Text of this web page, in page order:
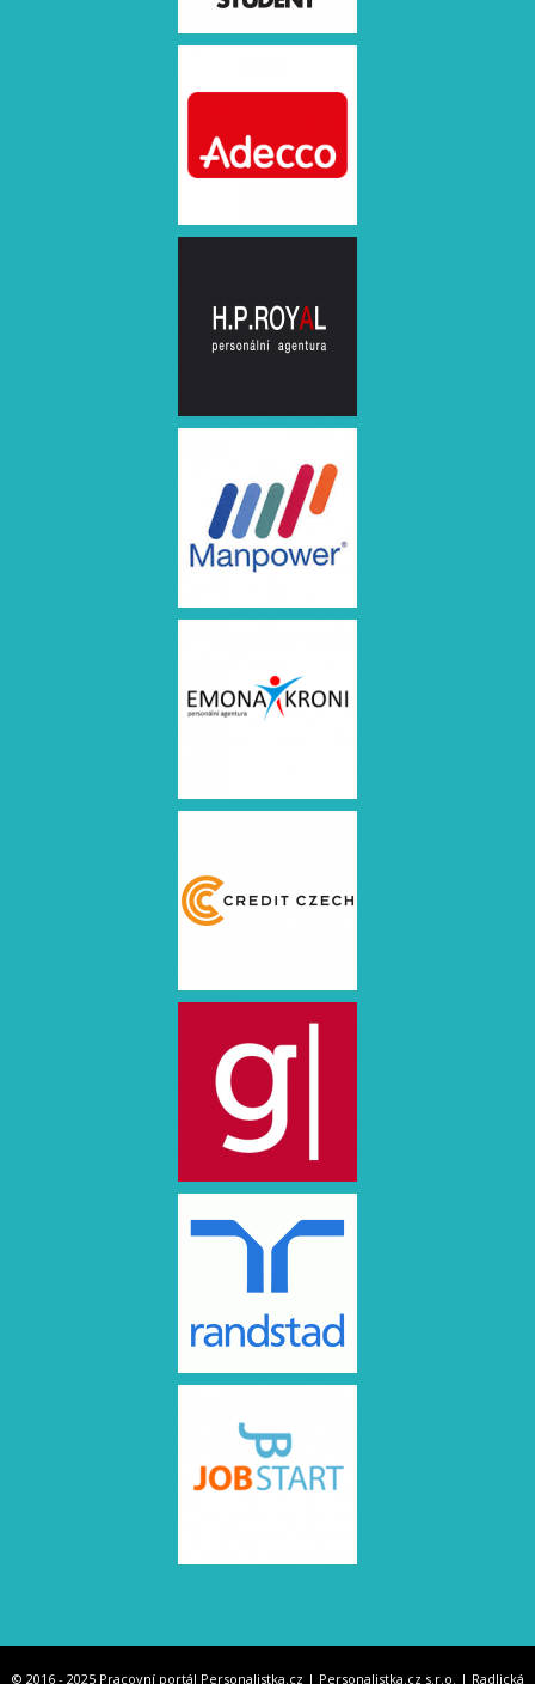
© 2016 - 2025 Pracovní portál Personalistka.cz | Personalistka.cz s.r.o. | Radlická